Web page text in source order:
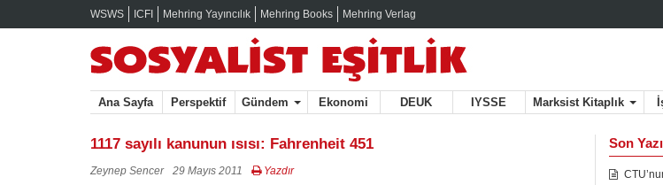
WSWS ICFI Mehring Yayıncılık Mehring Books Mehring Verlag
Ana Sayfa Perspektif Gündem Ekonomi DEUK IYSSE Marksist Kitaplık
1117 sayılı kanunun ısısı: Fahrenheit 451
Zeynep Sencer 29 Mayıs 2011 Yazdır
Son